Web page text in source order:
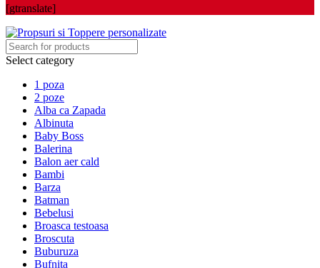
[gtranslate]
Select category
1 poza
2 poze
Alba ca Zapada
Albinuta
Baby Boss
Balerina
Balon aer cald
Bambi
Barza
Batman
Bebelusi
Broasca testoasa
Broscuta
Buburuza
Bufnita